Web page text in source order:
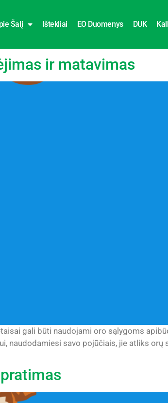
Šalį Ištekliai EO Duomenys DUK
ir matavimas
gali būti naudojami oro sąlygoms
naudodamiesi savo pojūčiais, jie atliks orų